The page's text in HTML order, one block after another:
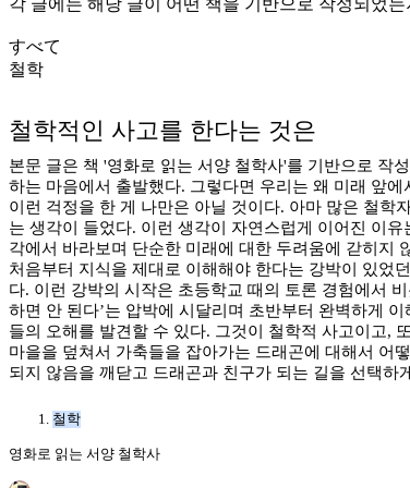
すべて
철학
철학적인 사고를 한다는 것은
본문 글은 책 '영화로 읽는 서양 철학사'를 기반으로 작
하는 마음에서 출발했다. 그렇다면 우리는 왜 미래 앞
이런 걱정을 한 게 나만은 아닐 것이다. 아마 많은 철학
는 생각이 들었다. 이런 생각이 자연스럽게 이어진 이
각에서 바라보며 단순한 미래에 대한 두려움에 갇히지
처음부터 지식을 제대로 이해해야 한다는 강박이 있었
다. 이런 강박의 시작은 초등학교 때의 토론 경험에서
하면 안 된다’는 압박에 시달리며 초반부터 완벽하게
들의 오해를 발견할 수 있다. 그것이 철학적 사고이고,
마을을 덮쳐서 가축들을 잡아가는 드래곤에 대해서 어
되지 않음을 깨닫고 드래곤과 친구가 되는 길을 선택하
철학
영화로 읽는 서양 철학사